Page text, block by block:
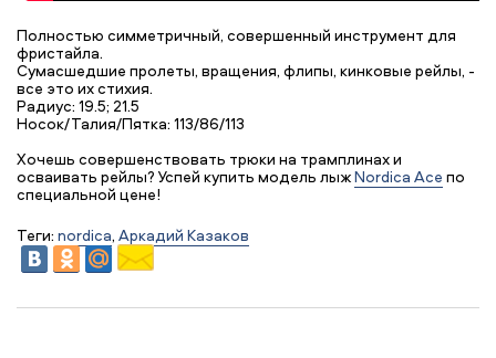
Полностью симметричный, совершенный инструмент для
фристайла.
Сумасшедшие пролеты, вращения, флипы, кинковые рейлы, -
все это их стихия.
Радиус: 19.5; 21.5
Носок/Талия/Пятка: 113/86/113
Хочешь совершенствовать трюки на трамплинах и
осваивать рейлы? Успей купить модель лыжNordica Ace по
специальной цене!
Теги: nordica, Аркадий Казаков